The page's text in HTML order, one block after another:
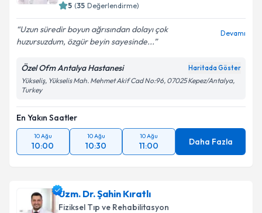
5 (35 Değerlendirme)
Uzun süredir boyun ağrısından dolayı çok
huzursuzdum, özgür beyin sayesinde...
Devamı
Özel Ofm Antalya Hastanesi Haritada Göster
Yükseliş, Yükselis Mah. Mehmet Akif Cad No:96, 07025 Kepez/Antalya,
Turkey
En Yakın Saatler
10 Ağu
10:00
10 Ağu
10:30
10 Ağu
11:00 Daha Fazla
Uzm. Dr. Şahin Kıratlı
Fiziksel Tıp ve Rehabilitasyon